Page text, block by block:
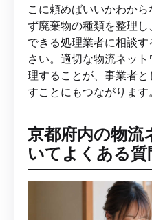
こに頼めばいいかわか
ず廃棄物の種類を整理
できる処理業者に相談
さい。適切な物流ネッ
理することが、事業者
すことにもつながります。
京都府内の物流
いてよくある質